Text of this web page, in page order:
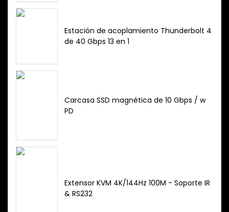
Estación de acoplamiento Thunderbolt 4
de 40 Gbps 13 en 1
Carcasa SSD magnética de 10 Gbps / w
PD
Extensor KVM 4K/144Hz 100M - Soporte IR
& RS232